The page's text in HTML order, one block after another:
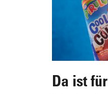
Da ist